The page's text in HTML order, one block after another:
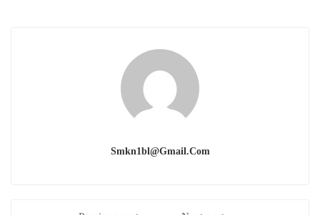
Smkn1bl@gmail.com